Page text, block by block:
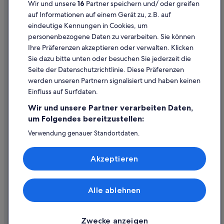
Rechtliche Hinweise/Kontakt
Inhaltsrichtlinien und Melden von Inhalten
Hilfe
Hilfe
Flug stornieren
Rückerstattungsdauer
Expedia-Gutschein einlösen
Internationale Reisedokumente
© 2026 Expedia, Inc., ein Unternehmen der Expedia Group. Alle Rechte
vorbehalten. Expedia und das Expedia-Logo sind Handelsmarken oder
Wir und unsere16 Partner speichern und/ oder greifen
auf Informationen auf einem Gerät zu, z.B. auf
eindeutige Kennungen in Cookies, um
personenbezogene Daten zu verarbeiten. Sie können
Ihre Präferenzen akzeptieren oder verwalten. Klicken
Sie dazu bitte unten oder besuchen Sie jederzeit die
Seite der Datenschutzrichtlinie. Diese Präferenzen
werden unseren Partnern signalisiert und haben keinen
Einfluss auf Surfdaten.
Wir und unsere Partner verarbeiten Daten,
um Folgendes bereitzustellen:
Verwendung genauer Standortdaten.
Speichern von oder Zugriff auf Informationen auf einem
Endgerät. Personalisierte Werbung und Inhalte, Messung
von Werbeleistung und der Performance von Inhalten,
Liste der Partner (Lieferanten)
Zwecke anzeigen
Alle ablehnen
Akzeptieren